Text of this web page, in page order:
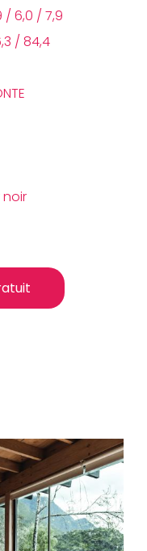
/ 6,0 / 7,9
/ 84,4
noir